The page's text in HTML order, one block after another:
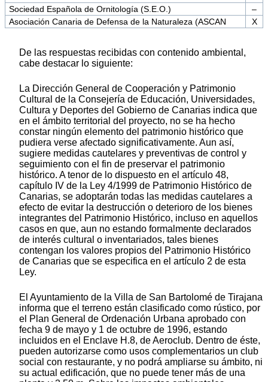
Sociedad Española de Ornitología (S.E.O.)
–
Asociación Canaria de Defensa de la Naturaleza (ASCAN
X
De las respuestas recibidas con contenido ambiental,
cabe destacar lo siguiente:
La Dirección General de Cooperación y Patrimonio
Cultural de la Consejería de Educación, Universidades,
Cultura y Deportes del Gobierno de Canarias indica que
en el ámbito territorial del proyecto, no se ha hecho
constar ningún elemento del patrimonio histórico que
pudiera verse afectado significativamente. Aun así,
sugiere medidas cautelares y preventivas de control y
seguimiento con el fin de preservar el patrimonio
histórico. A tenor de lo dispuesto en el artículo 48,
capítulo IV de la Ley 4/1999 de Patrimonio Histórico de
Canarias, se adoptarán todas las medidas cautelares a
efecto de evitar la destrucción o deterioro de los bienes
integrantes del Patrimonio Histórico, incluso en aquellos
casos en que, aun no estando formalmente declarados
de interés cultural o inventariados, tales bienes
contengan los valores propios del Patrimonio Histórico
de Canarias que se especifica en el artículo 2 de esta
Ley.
El Ayuntamiento de la Villa de San Bartolomé de Tirajana
informa que el terreno están clasificado como rústico, por
el Plan General de Ordenación Urbana aprobado con
fecha 9 de mayo y 1 de octubre de 1996, estando
incluidos en el Enclave H.8, de Aeroclub. Dentro de éste,
pueden autorizarse como usos complementarios un club
social con restaurante, y no podrá ampliarse su ámbito, ni
su actual edificación, que no puede tener más de una